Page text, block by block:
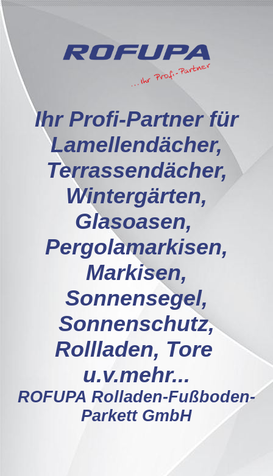
Ihr Profi-Partner für
Lamellendächer,
Terrassendächer,
Wintergärten,
Glasoasen,
Pergolamarkisen,
Markisen,
Sonnensegel,
Sonnenschutz,
Rollladen, Tore
u.v.mehr...
ROFUPA Rolladen-Fußboden-
Parkett GmbH